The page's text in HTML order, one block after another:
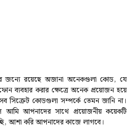
জন্যে রয়েছে অজানা অনেকগুলা কোড, যে
ব্যবহার করার ক্ষেত্রে অনেক প্রয়োজন হয়ে
সিক্রেট কোডগুলা সম্পর্কে তেমন জানি না।
আপনাদের সাথে প্রয়োজনীয় কয়েকটি
আশা করি আপনাদের কাজে লাগবে।